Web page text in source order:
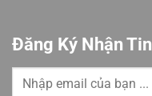
Đăng Ký Nhận Tin